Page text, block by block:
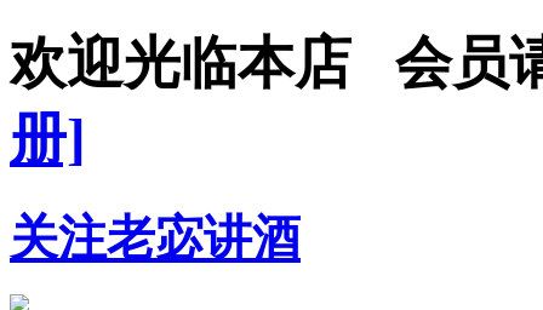
欢迎光临本店 会员
册]
关注老宓讲酒